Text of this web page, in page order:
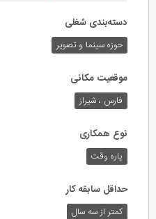
دسته‌بندی شغلی
حوزه‌ سینما و تصویر
موقعیت مکانی
فارس ، شیراز
نوع همکاری
پاره وقت
حداقل سابقه کار
کمتر از سه سال